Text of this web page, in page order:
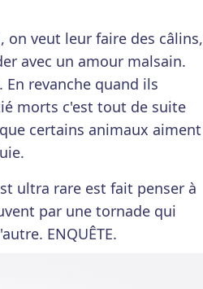
on veut leur faire des câlins,
avec un amour malsain.
En revanche quand ils
morts c'est tout de suite
certains animaux aiment
ultra rare est fait penser à
par une tornade qui
ENQUÊTE.